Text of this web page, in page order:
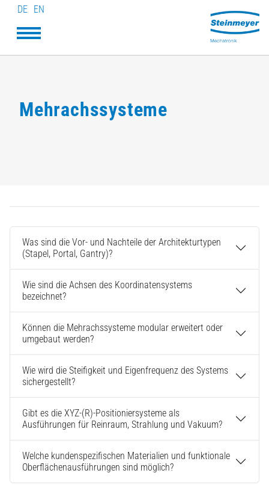
DE EN
Mehrachssysteme
Was sind die Vor- und Nachteile der Architekturtypen
(Stapel, Portal, Gantry)?
Wie sind die Achsen des Koordinatensystems
bezeichnet?
Können die Mehrachssysteme modular erweitert oder
umgebaut werden?
Wie wird die Steifigkeit und Eigenfrequenz des Systems
sichergestellt?
Gibt es die XYZ-(R)-Positioniersysteme als
Ausführungen für Reinraum, Strahlung und Vakuum?
Welche kundenspezifischen Materialien und funktionale
Oberflächenausführungen sind möglich?